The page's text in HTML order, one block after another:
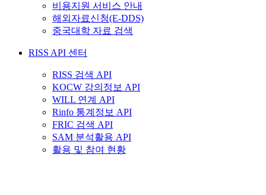
비용지원 서비스 안내
해외자료신청(E-DDS)
중국대학 자료 검색
RISS API 센터
RISS 검색 API
KOCW 강의정보 API
WILL 연계 API
Rinfo 통계정보 API
FRIC 검색 API
SAM 분석활용 API
활용 및 참여 현황